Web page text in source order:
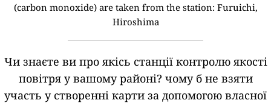
(carbon monoxide) are taken from the station: Furuichi,
Hiroshima
Чи знаєте ви про якісь станції контролю якості
повітря у вашому районі? чому б не взяти
участь у створенні карти за допомогою власної